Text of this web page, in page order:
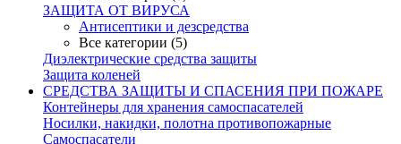
ЗАЩИТА ОТ ВИРУСА
Антисептики и дезсредства
Все категории (5)
Диэлектрические средства защиты
Защита коленей
СРЕДСТВА ЗАЩИТЫ И СПАСЕНИЯ ПРИ ПОЖАРЕ
Контейнеры для хранения самоспасателей
Носилки, накидки, полотна противопожарные
Самоспасатели